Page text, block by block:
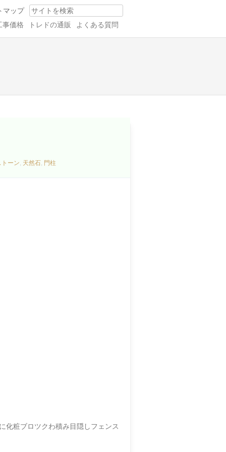
Search
マップ
事価格
トレドの通販 よくある質問
ーン, 天然石, 門柱
化粧ブロツクわ積み目隠しフェンス